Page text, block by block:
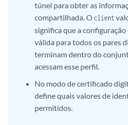
túnel para obter as
compartilhada. O client
significa que a
válida para todos os pares
terminam dentro do
acessam esse perfil.
No modo de certificado
define quais valores de
permitidos.